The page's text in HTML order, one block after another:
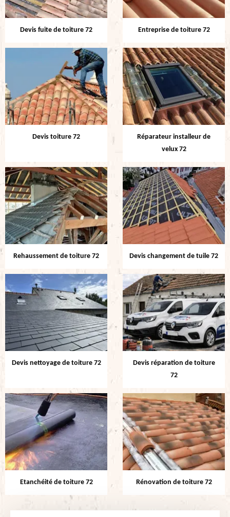
Devis fuite de toiture 72 Entreprise de toiture 72
Devis toiture 72
Réparateur installeur de
velux 72
Rehaussement de toiture 72 Devis changement de tuile 72
Devis nettoyage de toiture 72
Devis réparation de toiture
72
Etanchéité de toiture 72 Rénovation de toiture 72